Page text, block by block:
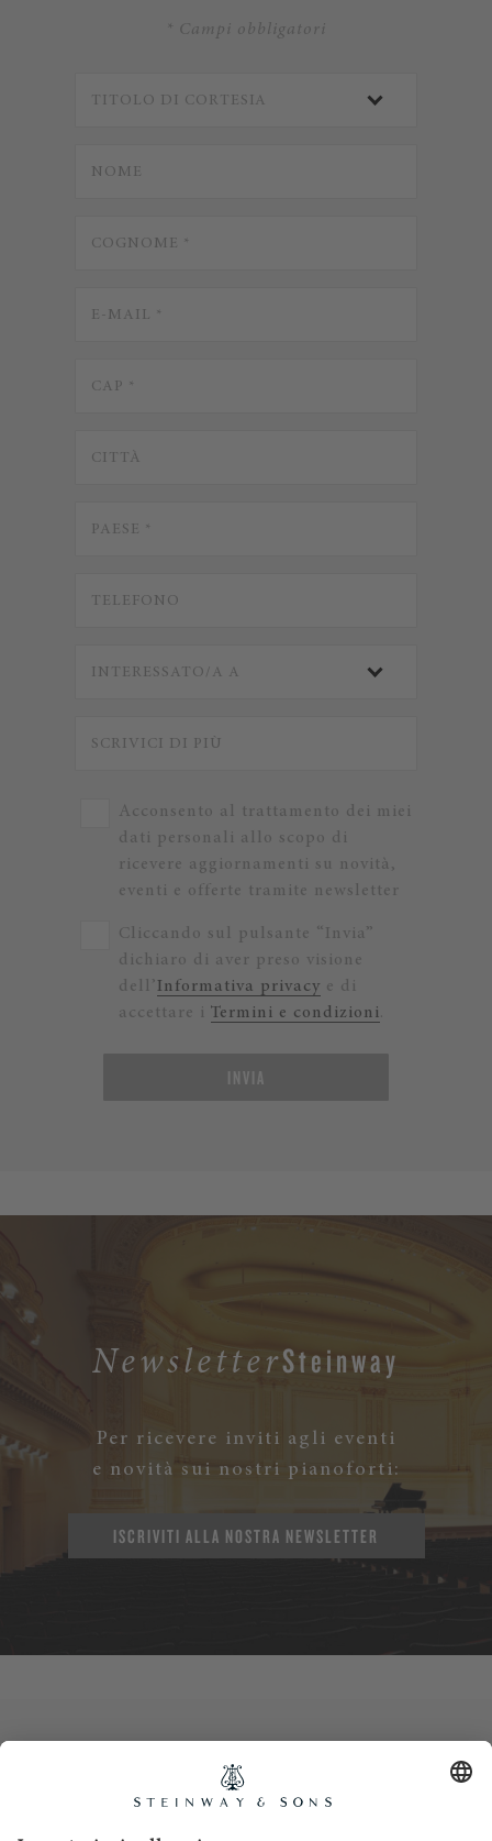
* Campi obbligatori
Acconsento al trattamento dei miei
dati personali allo scopo di
ricevere aggiornamenti su novità,
eventi e offerte tramite newsletter
Cliccando sul pulsante “Invia”
dichiaro di aver preso visione
dell’Informativa privacy e di
accettare i Termini e condizioni.
INVIA
NewsletterSteinway
Per ricevere inviti agli eventi
e novità sui nostri pianoforti:
ISCRIVITI ALLA NOSTRA NEWSLETTER
Informativa privacy